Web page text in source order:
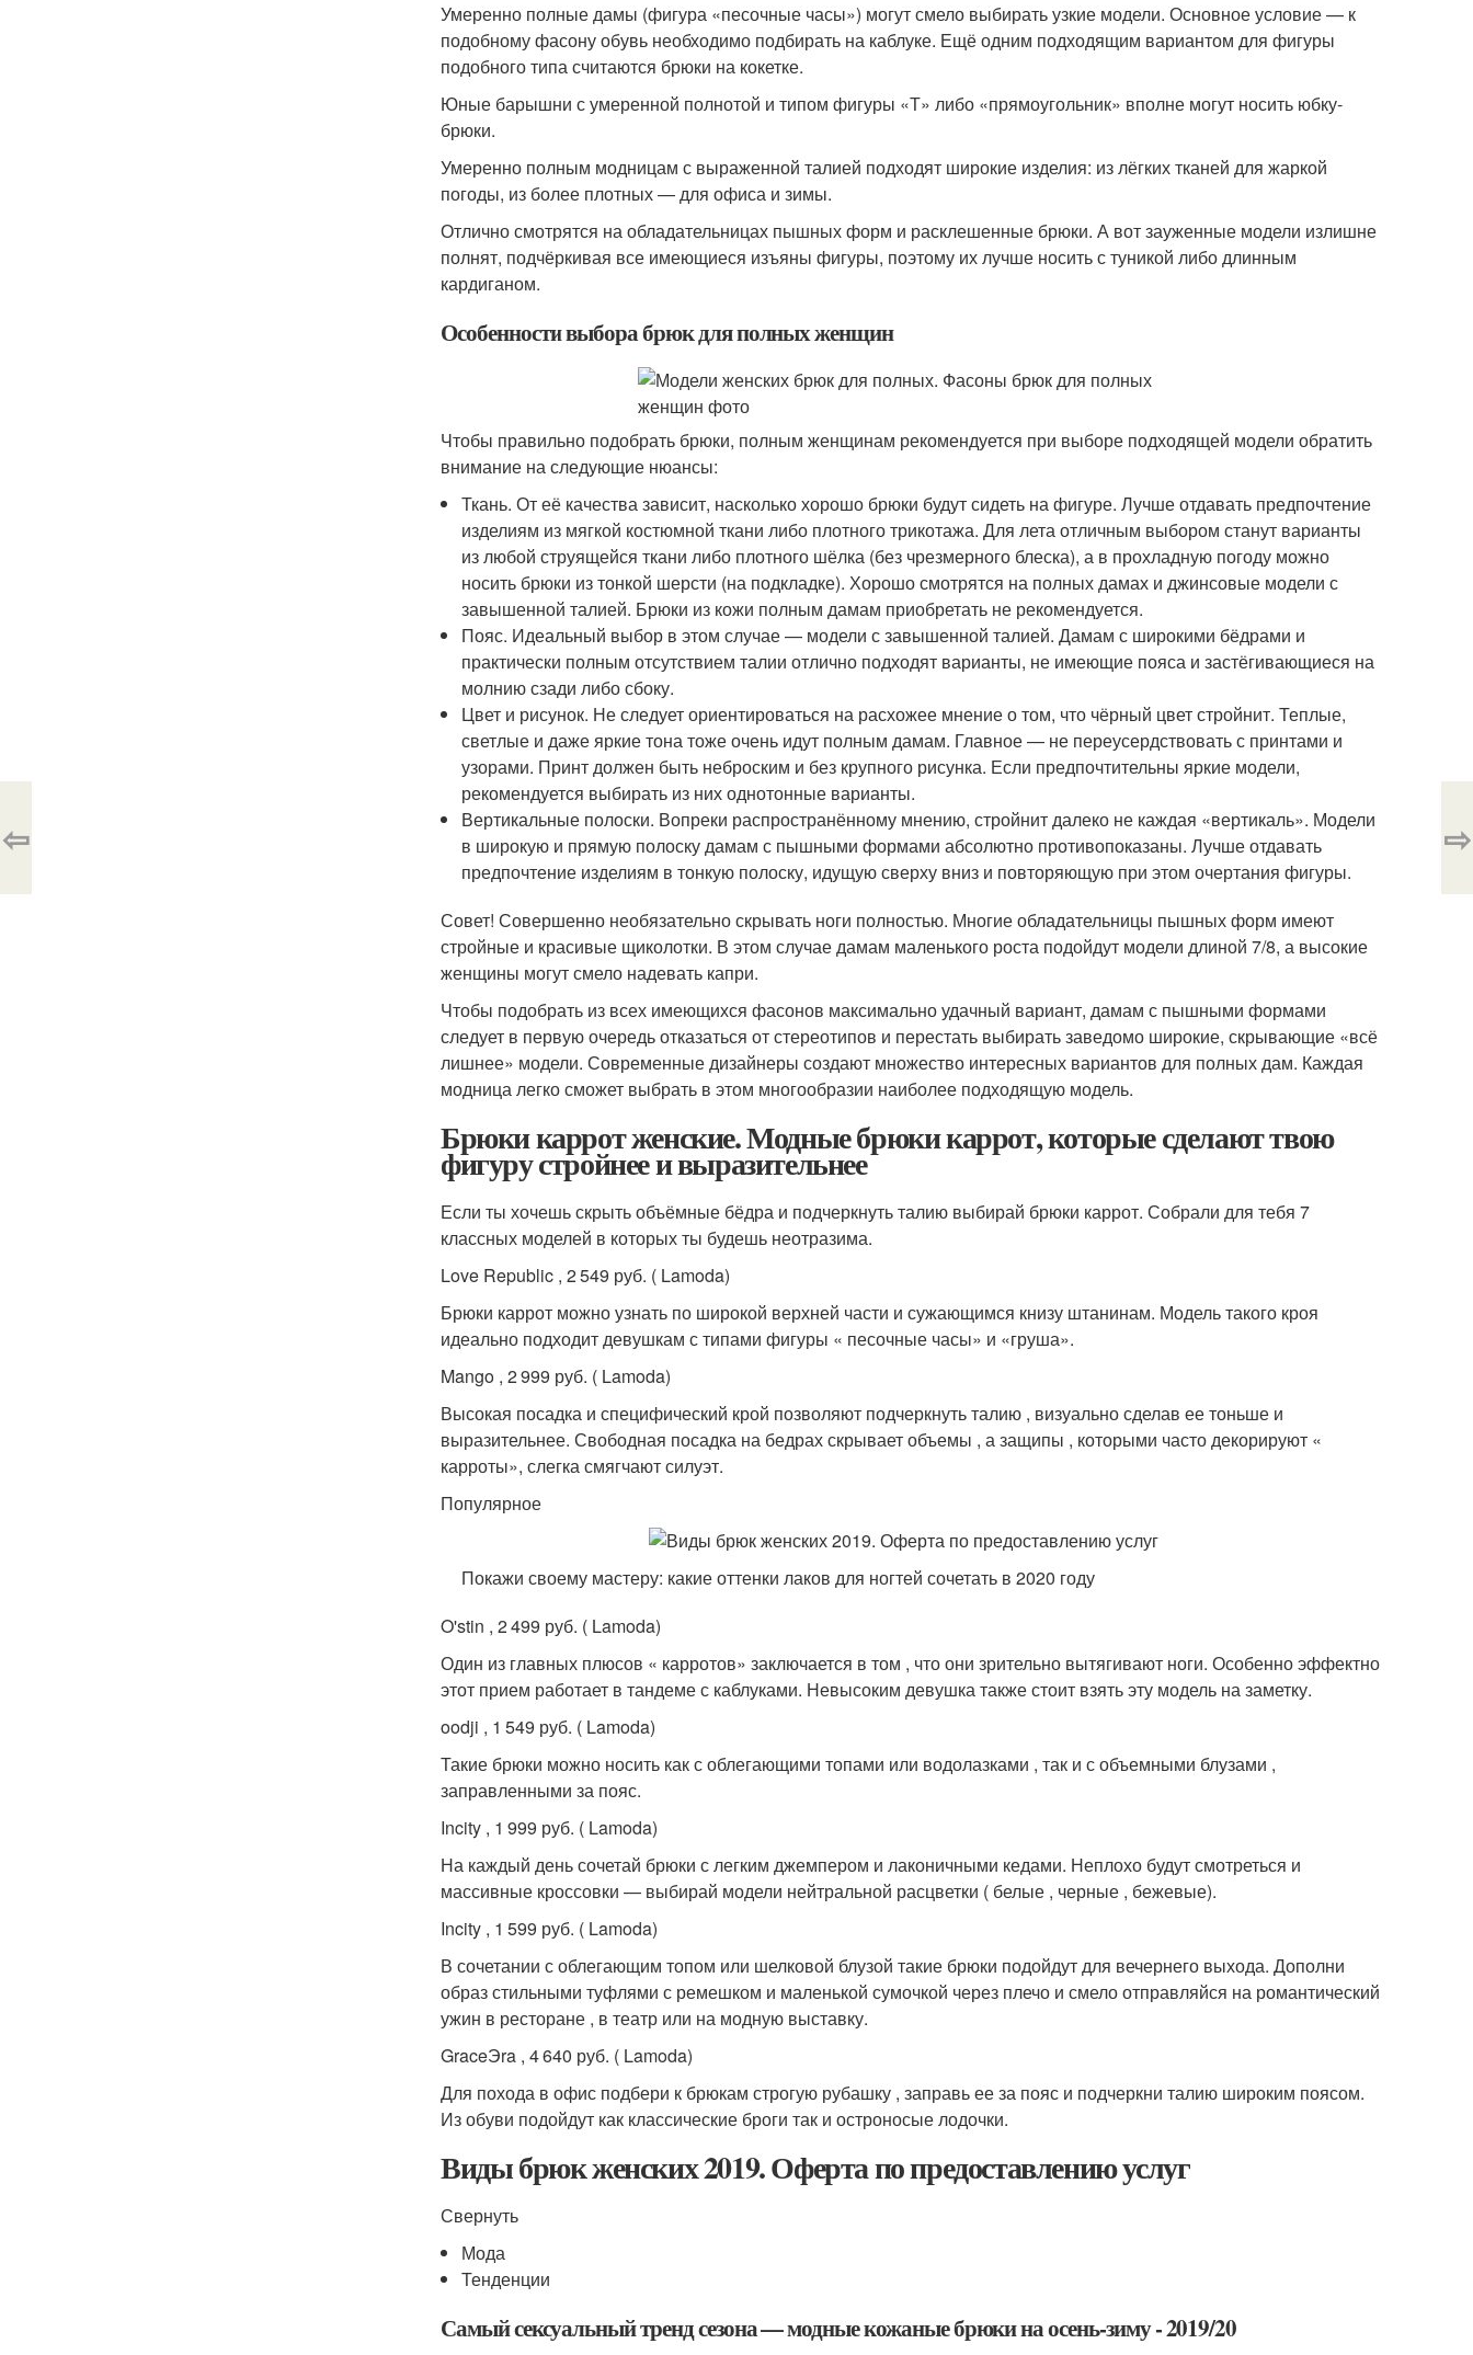
Умеренно полные дамы (фигура «песочные часы») могут смело выбирать узкие модели. Основное условие — к
подобному фасону обувь необходимо подбирать на каблуке. Ещё одним подходящим вариантом для фигуры
подобного типа считаются брюки на кокетке.
Юные барышни с умеренной полнотой и типом фигуры «Т» либо «прямоугольник» вполне могут носить юбку-
брюки.
Умеренно полным модницам с выраженной талией подходят широкие изделия: из лёгких тканей для жаркой
погоды, из более плотных — для офиса и зимы.
Отлично смотрятся на обладательницах пышных форм и расклешенные брюки. А вот зауженные модели излишне
полнят, подчёркивая все имеющиеся изъяны фигуры, поэтому их лучше носить с туникой либо длинным
кардиганом.
Особенности выбора брюк для полных женщин
Чтобы правильно подобрать брюки, полным женщинам рекомендуется при выборе подходящей модели обратить
внимание на следующие нюансы:
Ткань. От её качества зависит, насколько хорошо брюки будут сидеть на фигуре. Лучше отдавать предпочтение
изделиям из мягкой костюмной ткани либо плотного трикотажа. Для лета отличным выбором станут варианты
из любой струящейся ткани либо плотного шёлка (без чрезмерного блеска), а в прохладную погоду можно
носить брюки из тонкой шерсти (на подкладке). Хорошо смотрятся на полных дамах и джинсовые модели с
завышенной талией. Брюки из кожи полным дамам приобретать не рекомендуется.
Пояс. Идеальный выбор в этом случае — модели с завышенной талией. Дамам с широкими бёдрами и
практически полным отсутствием талии отлично подходят варианты, не имеющие пояса и застёгивающиеся на
молнию сзади либо сбоку.
Цвет и рисунок. Не следует ориентироваться на расхожее мнение о том, что чёрный цвет стройнит. Теплые,
светлые и даже яркие тона тоже очень идут полным дамам. Главное — не переусердствовать с принтами и
узорами. Принт должен быть неброским и без крупного рисунка. Если предпочтительны яркие модели,
рекомендуется выбирать из них однотонные варианты.
Вертикальные полоски. Вопреки распространённому мнению, стройнит далеко не каждая «вертикаль». Модели
в широкую и прямую полоску дамам с пышными формами абсолютно противопоказаны. Лучше отдавать
предпочтение изделиям в тонкую полоску, идущую сверху вниз и повторяющую при этом очертания фигуры.
Совет! Совершенно необязательно скрывать ноги полностью. Многие обладательницы пышных форм имеют
стройные и красивые щиколотки. В этом случае дамам маленького роста подойдут модели длиной 7/8, а высокие
женщины могут смело надевать капри.
Чтобы подобрать из всех имеющихся фасонов максимально удачный вариант, дамам с пышными формами
следует в первую очередь отказаться от стереотипов и перестать выбирать заведомо широкие, скрывающие «всё
лишнее» модели. Современные дизайнеры создают множество интересных вариантов для полных дам. Каждая
модница легко сможет выбрать в этом многообразии наиболее подходящую модель.
Брюки каррот женские. Модные брюки каррот, которые сделают твою
фигуру стройнее и выразительнее
Если ты хочешь скрыть объёмные бёдра и подчеркнуть талию выбирай брюки каррот. Собрали для тебя 7
классных моделей в которых ты будешь неотразима.
Love Republic , 2 549 руб. ( Lamoda)
Брюки каррот можно узнать по широкой верхней части и сужающимся книзу штанинам. Модель такого кроя
идеально подходит девушкам с типами фигуры « песочные часы» и «груша».
Mango , 2 999 руб. ( Lamoda)
Высокая посадка и специфический крой позволяют подчеркнуть талию , визуально сделав ее тоньше и
выразительнее. Свободная посадка на бедрах скрывает объемы , а защипы , которыми часто декорируют «
карроты», слегка смягчают силуэт.
Популярное
Покажи своему мастеру: какие оттенки лаков для ногтей сочетать в 2020 году
O'stin , 2 499 руб. ( Lamoda)
Один из главных плюсов « карротов» заключается в том , что они зрительно вытягивают ноги. Особенно эффектно
этот прием работает в тандеме с каблуками. Невысоким девушка также стоит взять эту модель на заметку.
oodji , 1 549 руб. ( Lamoda)
Такие брюки можно носить как с облегающими топами или водолазками , так и с объемными блузами ,
заправленными за пояс.
Incity , 1 999 руб. ( Lamoda)
На каждый день сочетай брюки с легким джемпером и лаконичными кедами. Неплохо будут смотреться и
массивные кроссовки — выбирай модели нейтральной расцветки ( белые , черные , бежевые).
Incity , 1 599 руб. ( Lamoda)
В сочетании с облегающим топом или шелковой блузой такие брюки подойдут для вечернего выхода. Дополни
образ стильными туфлями с ремешком и маленькой сумочкой через плечо и смело отправляйся на романтический
ужин в ресторане , в театр или на модную выставку.
GraceЭra , 4 640 руб. ( Lamoda)
Для похода в офис подбери к брюкам строгую рубашку , заправь ее за пояс и подчеркни талию широким поясом.
Из обуви подойдут как классические броги так и остроносые лодочки.
Виды брюк женских 2019. Оферта по предоставлению услуг
Свернуть
Мода
Тенденции
Самый сексуальный тренд сезона — модные кожаные брюки на осень-зиму - 2019/20
⇦ ⇨